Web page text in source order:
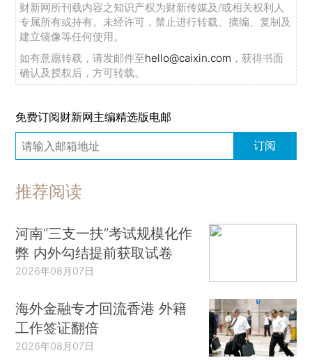
财新网所刊载内容之知识产权为财新传媒及/或相关权利人
专属所有或持有。未经许可，禁止进行转载、摘编、复制及
建立镜像等任何使用。
如有意愿转载，请发邮件至hello@caixin.com ，获得书面
确认及授权后，方可转载。
免费订阅财新网主编精选版电邮
订阅
推荐阅读
河南“三支一扶”考试规模化作
弊 内外勾结提前获取试卷
2026年08月07日
海外金融专才回流香港 外籍
工作签证翻倍
2026年08月07日